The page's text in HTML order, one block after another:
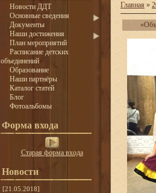
Новости ДДТ
Основные сведения
Документы
Наши достижения
План мероприятий
Расписание детских
объединений
Образование
Наши партнёры
Каталог статей
Блог
Фотоальбомы
Форма входа
Старая форма входа
Новости
[21.05.2018]
Главная »